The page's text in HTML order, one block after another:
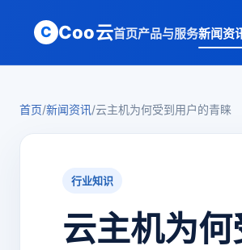
C Coo云首页产品与服务新闻资
首页/新闻资讯/云主机为何受到用户的青睐
行业知识
云主机为